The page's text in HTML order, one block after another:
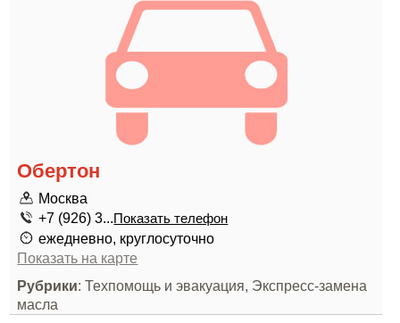
Обертон
Москва
+7 (926) 3...Показать телефон
ежедневно, круглосуточно
Показать на карте
Рубрики: Техпомощь и эвакуация, Экспресс-замена
масла